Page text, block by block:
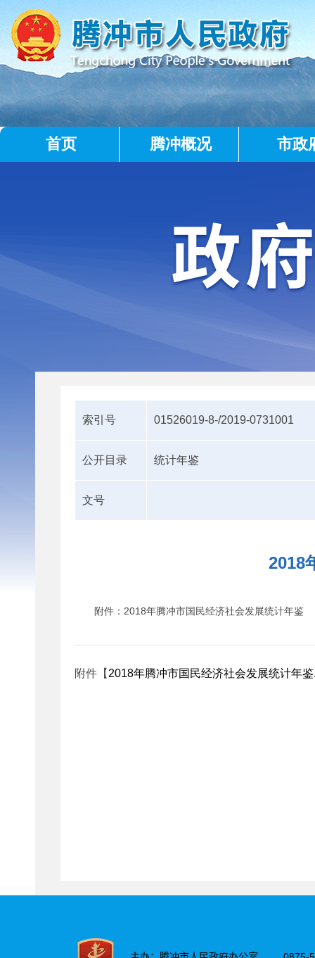
首页 腾冲概况 市政
索引号 01526019-8-/2019-0731001
公开目录 统计年鉴
文号
2018
附件：2018年腾冲市国民经济社会发展统计年鉴
附件【 2018年腾冲市国民经济社会发展统计年